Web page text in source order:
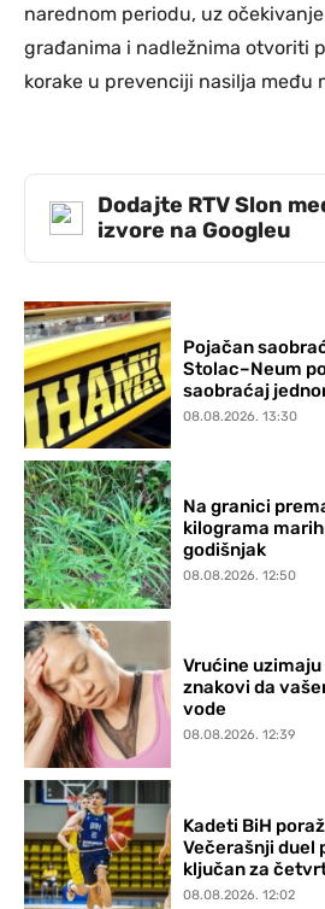
narednom periodu, uz
građanima i nadležnima otvoriti
korake u prevenciji nasilja među
Dodajte RTV Slon
izvore na Googleu
Pojačan
Stolac–Neum
saobraćaj
08.08.2026. 13:30
Na granici
kilograma
godišnjak
08.08.2026. 12:50
Vrućine uzimaju
znakovi da
vode
08.08.2026. 12:39
Kadeti BiH
Večerašnji duel
ključan za
08.08.2026. 12:02